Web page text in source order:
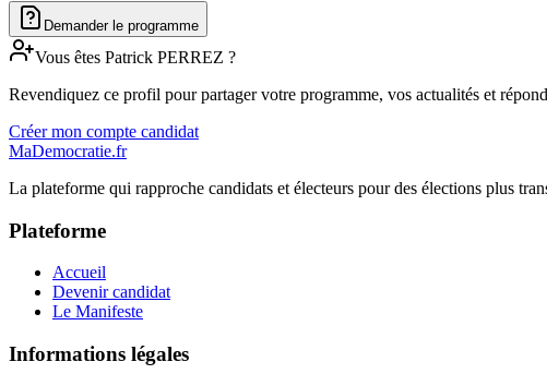
Demander le programme
Vous êtes Patrick PERREZ ?
Revendiquez ce profil pour partager votre programme, vos actualités et
Créer mon compte candidat
MaDemocratie.fr
La plateforme qui rapproche candidats et électeurs pour des élections plus
Plateforme
Accueil
Devenir candidat
Le Manifeste
Informations légales